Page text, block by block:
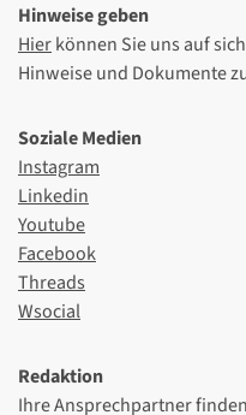
Hinweise geben
Hierkönnen Sie uns auf
Hinweise und Dokumente
Soziale Medien
Instagram
Linkedin
Youtube
Facebook
Threads
Wsocial
Redaktion
Ihre Ansprechpartner